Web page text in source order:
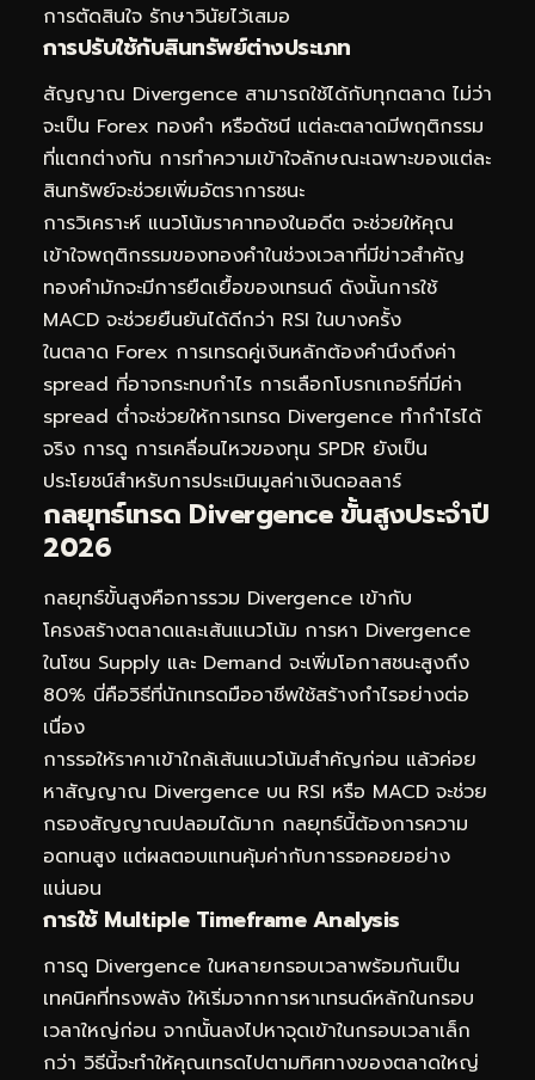
การตัดสินใจ รักษาวินัยไว้เสมอ
การปรับใช้กับสินทรัพย์ต่างประเภท
สัญญาณ Divergence สามารถใช้ได้กับทุกตลาด ไม่ว่า
จะเป็น Forex ทองคำ หรือดัชนี แต่ละตลาดมีพฤติกรรม
ที่แตกต่างกัน การทำความเข้าใจลักษณะเฉพาะของแต่ละ
สินทรัพย์จะช่วยเพิ่มอัตราการชนะ
การวิเคราะห์ แนวโน้มราคาทองในอดีต จะช่วยให้คุณ
เข้าใจพฤติกรรมของทองคำในช่วงเวลาที่มีข่าวสำคัญ
ทองคำมักจะมีการยืดเยื้อของเทรนด์ ดังนั้นการใช้
MACD จะช่วยยืนยันได้ดีกว่า RSI ในบางครั้ง
ในตลาด Forex การเทรดคู่เงินหลักต้องคำนึงถึงค่า
spread ที่อาจกระทบกำไร การเลือกโบรกเกอร์ที่มีค่า
spread ต่ำจะช่วยให้การเทรด Divergence ทำกำไรได้
จริง การดู การเคลื่อนไหวของทุน SPDR ยังเป็น
ประโยชน์สำหรับการประเมินมูลค่าเงินดอลลาร์
กลยุทธ์เทรด Divergence ขั้นสูงประจำปี
2026
กลยุทธ์ขั้นสูงคือการรวม Divergence เข้ากับ
โครงสร้างตลาดและเส้นแนวโน้ม การหา Divergence
ในโซน Supply และ Demand จะเพิ่มโอกาสชนะสูงถึง
80% นี่คือวิธีที่นักเทรดมืออาชีพใช้สร้างกำไรอย่างต่อ
เนื่อง
การรอให้ราคาเข้าใกล้เส้นแนวโน้มสำคัญก่อน แล้วค่อย
หาสัญญาณ Divergence บน RSI หรือ MACD จะช่วย
กรองสัญญาณปลอมได้มาก กลยุทธ์นี้ต้องการความ
อดทนสูง แต่ผลตอบแทนคุ้มค่ากับการรอคอยอย่าง
แน่นอน
การใช้ Multiple Timeframe Analysis
การดู Divergence ในหลายกรอบเวลาพร้อมกันเป็น
เทคนิคที่ทรงพลัง ให้เริ่มจากการหาเทรนด์หลักในกรอบ
เวลาใหญ่ก่อน จากนั้นลงไปหาจุดเข้าในกรอบเวลาเล็ก
กว่า วิธีนี้จะทำให้คุณเทรดไปตามทิศทางของตลาดใหญ่